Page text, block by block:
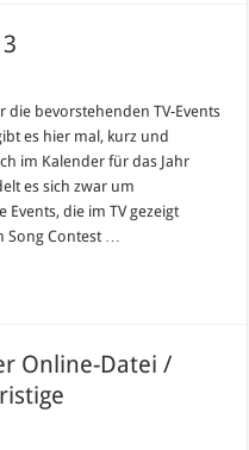
die bevorstehenden TV-Events
es hier mal, kurz und
im Kalender für das Jahr
es sich zwar um
die im TV gezeigt
Contest …
Online-Datei /